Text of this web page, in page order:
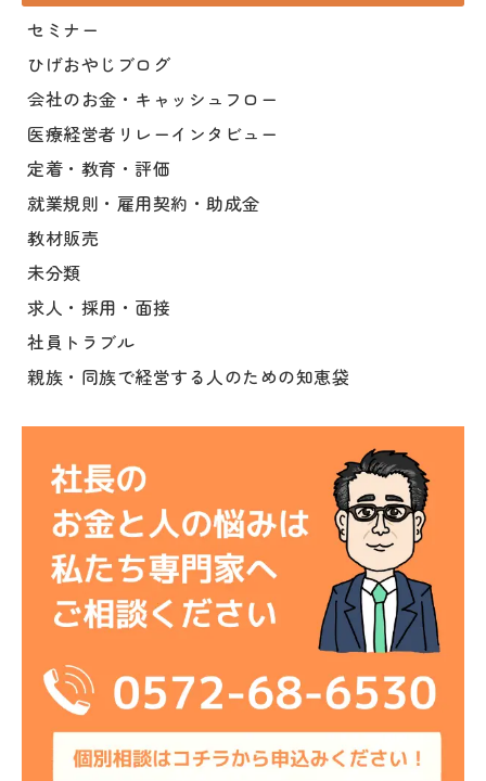
セミナー
ひげおやじブログ
会社のお金・キャッシュフロー
医療経営者リレーインタビュー
定着・教育・評価
就業規則・雇用契約・助成金
教材販売
未分類
求人・採用・面接
社員トラブル
親族・同族で経営する人のための知恵袋